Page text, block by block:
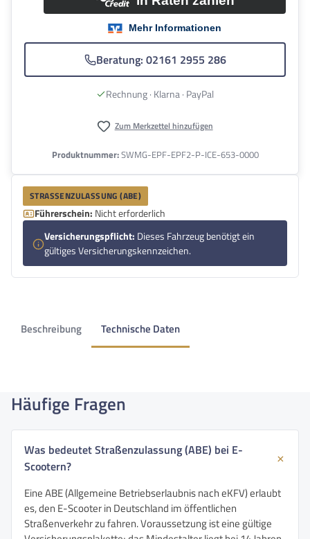
Beratung: 02161 2955 286
Rechnung · Klarna · PayPal
Zum Merkzettel hinzufügen
Produktnummer:SWMG-EPF-EPF2-P-ICE-653-0000
STRASSENZULASSUNG (ABE)
Führerschein: Nicht erforderlich
Versicherungspflicht: Dieses Fahrzeug benötigt ein
gültiges Versicherungskennzeichen.
Beschreibung Technische Daten
Häufige Fragen
Was bedeutet Straßenzulassung (ABE) bei E-
Scootern?
Eine ABE (Allgemeine Betriebserlaubnis nach eKFV) erlaubt
es, den E-Scooter in Deutschland im öffentlichen
Straßenverkehr zu fahren. Voraussetzung ist eine gültige